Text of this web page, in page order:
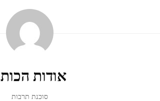
אודות
סוכנת תרבות